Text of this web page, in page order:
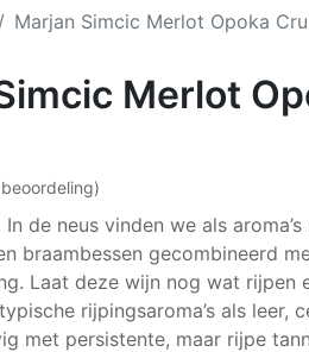
Marjan Simcic Merlot Opoka
Merlot
de neus vinden we als
braambessen gecombineerd
Laat deze wijn nog wat rijpen
rijpingsaroma’s als leer,
met persistente, maar rijpe